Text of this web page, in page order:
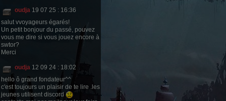
oudja 19 07 25 : 16:36
salut vvoyageurs égarés!
Un petit bonjour du passé, pouvez
vous me dire si vous jouez encore à
swtor?
Merci
oudja 12 09 24 : 18:02
hello ô grand fondateur^^
c'est toujours un plaisir de te lire .les
jeunes utilisent discord